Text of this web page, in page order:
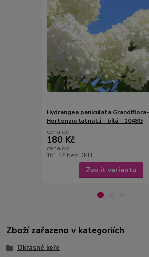
Hydrangea paniculata Grandiflora-
Hortenzie latnatá - bílá - 1048G
cena od
180 Kč
cena od
161 Kč bez DPH
Zvolit variantu
Zboží zařazeno v kategoriích
Okrasné keře